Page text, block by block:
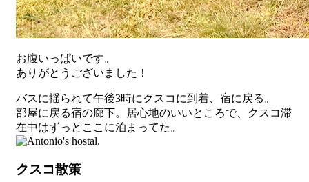
お腹いっぱいです。
ありがとうございました！
バスに揺られて午後3時にクスコに到着、宿に戻る。
部屋に戻る宿の廊下。居心地のいいところで、クスコ滞
在中はずっとここに泊まってた。
クスコ散策